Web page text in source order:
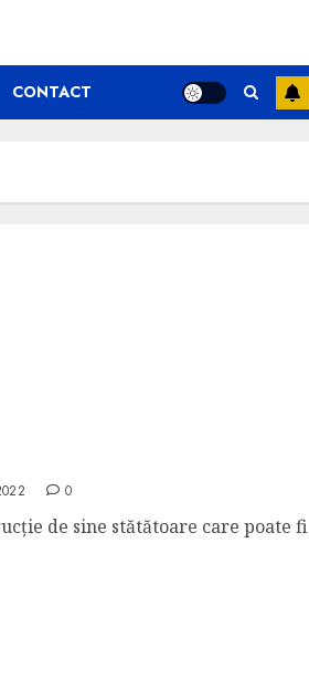
CONTACT
0
de sine stătătoare care poate fi